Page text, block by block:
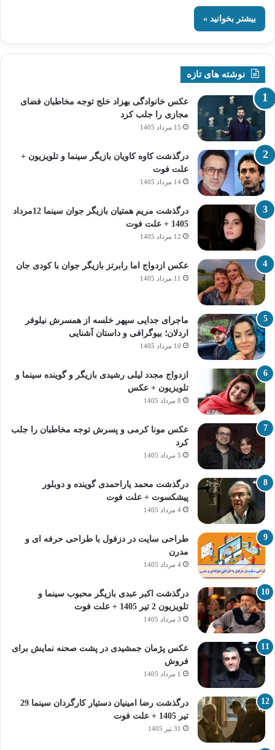
بیشتر بخوانید »
نوشته های تازه
عکس خانوادگی بهزاد خلج توجه مخاطبان فضای
مجازی را جلب کرد
15 مرداد 1405
درگذشت کاوه کاویان بازیگر سینما و تلویزیون +
علت فوت
14 مرداد 1405
درگذشت مریم همتیان بازیگر جوان سینما 12مرداد
1405 + علت فوت
12 مرداد 1405
عکس ازدواج اما رابرتز بازیگر جوان با کودی جان
11 مرداد 1405
ماجرای جدایی سپهر خلسه از همسرش نیلوفر
اردلان؛ بیوگرافی و داستان آشنایی
10 مرداد 1405
ازدواج مجدد لیلی رشیدی بازیگر و گوینده سینما و
تلویزیون + عکس
8 مرداد 1405
عکس مونا کرمی و پسرش توجه مخاطبان را جلب
کرد
5 مرداد 1405
درگذشت محمد یاراحمدی گوینده و دوبلور
پیشکسوت + علت فوت
4 مرداد 1405
طراحی سایت در دزفول با طراحی حرفه‌ ای و
مدرن
4 مرداد 1405
درگذشت اکبر عبدی بازیگر محبوب سینما و
تلویزیون 2 تیر 1405 + علت فوت
3 مرداد 1405
عکس پژمان جمشیدی در پشت صحنه نمایش برای
فروش
1 مرداد 1405
درگذشت رضا امینیان دستیار کارگردان سینما 29
تیر 1405 + علت فوت
31 تیر 1405